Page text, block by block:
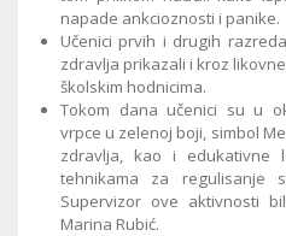
napade ankcioznosti i panike.
Učenici prvih i drugih
zdravlja prikazali i kroz
školskim hodnicima.
Tokom dana učenici su u
vrpce u zelenoj boji, simbol
zdravlja, kao i edukativne
tehnikama za regulisanje
Supervizor ove aktivnosti
Marina Rubić.